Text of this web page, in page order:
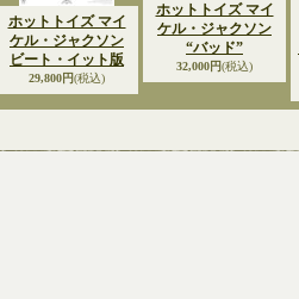
ホットトイズ マイ
ケル・ジャクソン
ビート・イット版
29,800円(税込)
ホットトイズ マイ
ケル・ジャクソン
“バッド”
32,000円(税込)